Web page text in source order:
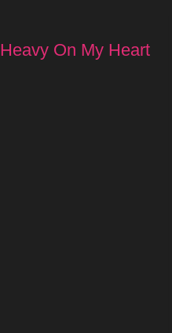
On My Heart